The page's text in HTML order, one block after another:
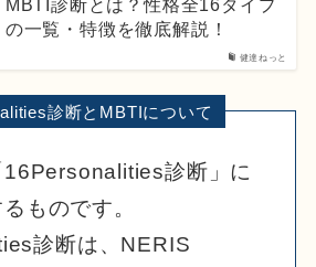
健達ねっと
の一覧・特徴を徹底解説！
16Personalities診断」に
ものです。
診断は、NERIS